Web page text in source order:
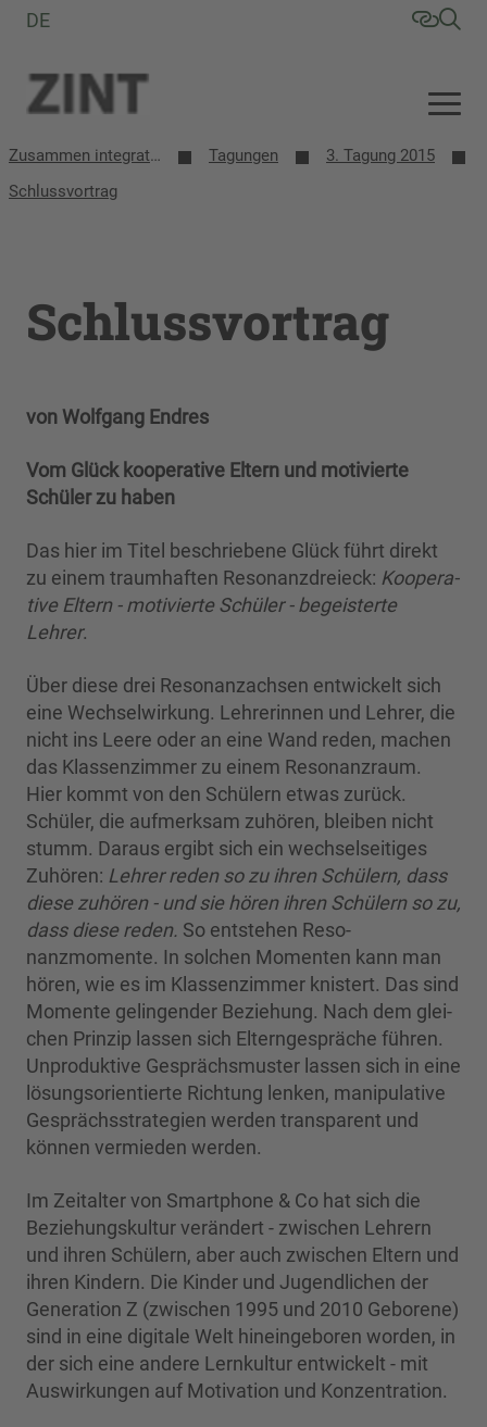
DE
Zusammen integrative/inklusive Schule entwickeln (ZINT) Tagungen
3. Tagung 2015
Schlussvortrag
Schlussvortrag
von Wolfgang Endres
Vom Glück kooperative Eltern und motivierte
Schüler zu haben
Das hier im Titel beschriebene Glück führt direkt
zu einem traumhaften Reso­nanzdreieck: Koopera­
tive Eltern - motivierte Schüler - begeisterte
Lehrer.
Über diese drei Resonanzachsen entwickelt sich
eine Wechselwirkung. Lehre­rinnen und Lehrer, die
nicht ins Leere oder an eine Wand reden, machen
das Klas­senzimmer zu einem Resonanzraum.
Hier kommt von den Schülern etwas zurück.
Schüler, die aufmerksam zuhören, bleiben nicht
stumm. Dar­aus ergibt sich ein wechselseitiges
Zuhören: Lehrer reden so zu ihren Schülern, dass
diese zuhören - und sie hören ihren Schülern so zu,
dass diese reden. So entstehen Reso­
nanzmomente. In solchen Momenten kann man
hören, wie es im Klassen­zimmer knistert. Das sind
Momente gelingender Be­ziehung. Nach dem glei­
chen Prin­zip lassen sich Elterngespräche führen.
Unproduktive Gesprächsmus­ter lassen sich in eine
lösungs­orientierte Richtung lenken, manipulative
Ge­sprächsstrate­gien werden transparent und
können vermie­den werden.
Im Zeitalter von Smartphone & Co hat sich die
Beziehungskultur verändert - zwischen Lehrern
und ihren Schülern, aber auch zwischen Eltern und
ihren Kindern. Die Kinder und Jugendlichen der
Gene­ration Z (zwischen 1995 und 2010 Geborene)
sind in eine digitale Welt hineingeboren worden, in
der sich eine andere Lernkultur entwickelt - mit
Auswirkungen auf Motivation und Kon­zentration.